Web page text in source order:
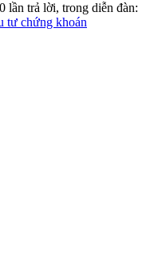
lần trả lời, trong diễn đàn:
tư chứng khoán